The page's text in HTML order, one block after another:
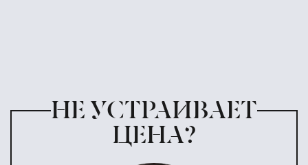
НЕ УСТРАИВАЕТ
ЦЕНА?